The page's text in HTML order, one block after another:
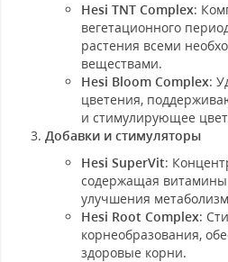
Hesi TNT Complex:
вегетационного
растения всеми
веществами.
Hesi Bloom Complex:
цветения,
и стимулирующее
Добавки и стимуляторы
Hesi SuperVit:
содержащая
улучшения
Hesi Root Complex:
корнеобразования,
здоровые корни.